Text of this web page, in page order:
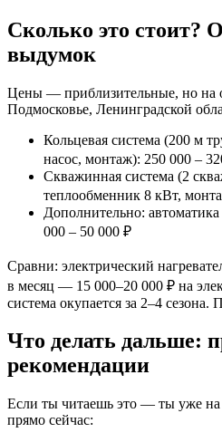
Сколько это стоит?
выдумок
Цены — приблизительные, но на
Подмосковье, Ленинградской
Кольцевая система (200 м
насос, монтаж): 250 000 –
Скважинная система (2
теплообменник 8 кВт,
Дополнительно:
000 – 50 000 ₽
Сравни: электрический
в месяц — 15 000–20 000 ₽ на
система окупается за 2–4
Что делать дальше:
рекомендации
Если ты читаешь это — ты уже на
прямо сейчас: